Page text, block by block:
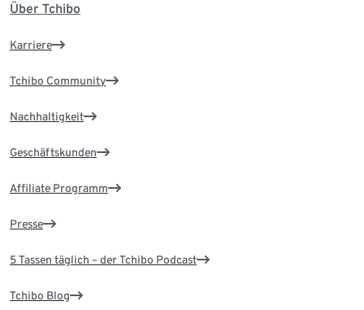
Über Tchibo
Karriere
Tchibo Community
Nachhaltigkeit
Geschäftskunden
Affiliate Programm
Presse
5 Tassen täglich – der Tchibo Podcast
Tchibo Blog